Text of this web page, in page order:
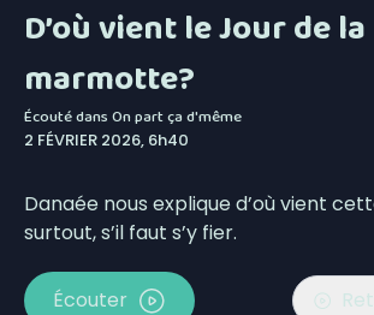
D’où vient le Jour de la
marmotte?
Écouté dansOn part ça d'même
2 FÉVRIER 2026, 6h40
Danaée nous explique d’où vient
surtout, s’il faut s’y fier.
Écouter